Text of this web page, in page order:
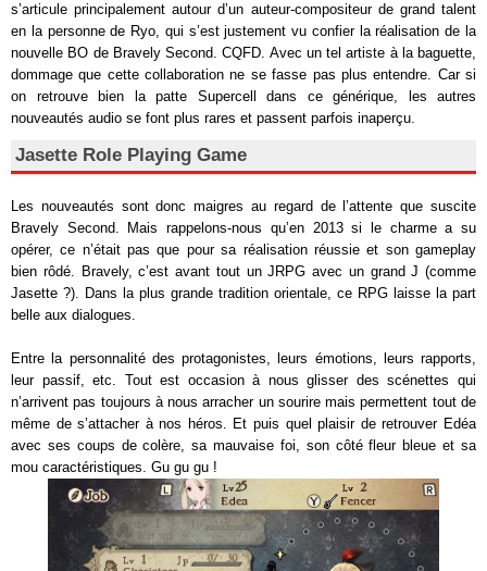
s’articule principalement autour d’un auteur-compositeur de grand talent
en la personne de Ryo, qui s’est justement vu confier la réalisation de la
nouvelle BO de Bravely Second. CQFD. Avec un tel artiste à la baguette,
dommage que cette collaboration ne se fasse pas plus entendre. Car si
on retrouve bien la patte Supercell dans ce générique, les autres
nouveautés audio se font plus rares et passent parfois inaperçu.
Jasette Role Playing Game
Les nouveautés sont donc maigres au regard de l’attente que suscite
Bravely Second. Mais rappelons-nous qu’en 2013 si le charme a su
opérer, ce n’était pas que pour sa réalisation réussie et son gameplay
bien rôdé. Bravely, c’est avant tout un JRPG avec un grand J (comme
Jasette ?). Dans la plus grande tradition orientale, ce RPG laisse la part
belle aux dialogues.
Entre la personnalité des protagonistes, leurs émotions, leurs rapports,
leur passif, etc. Tout est occasion à nous glisser des scénettes qui
n’arrivent pas toujours à nous arracher un sourire mais permettent tout de
même de s’attacher à nos héros. Et puis quel plaisir de retrouver Edéa
avec ses coups de colère, sa mauvaise foi, son côté fleur bleue et sa
mou caractéristiques. Gu gu gu !